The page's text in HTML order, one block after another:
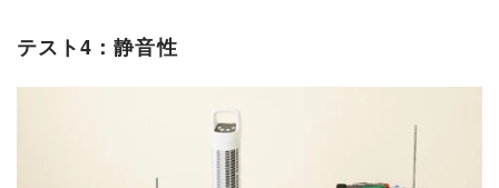
テスト4：静音性